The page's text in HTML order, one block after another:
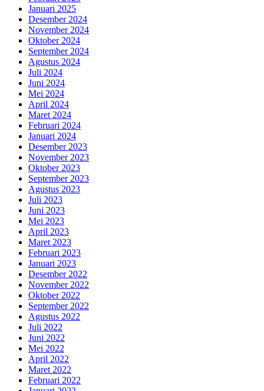
Januari 2025
Desember 2024
November 2024
Oktober 2024
September 2024
Agustus 2024
Juli 2024
Juni 2024
Mei 2024
April 2024
Maret 2024
Februari 2024
Januari 2024
Desember 2023
November 2023
Oktober 2023
September 2023
Agustus 2023
Juli 2023
Juni 2023
Mei 2023
April 2023
Maret 2023
Februari 2023
Januari 2023
Desember 2022
November 2022
Oktober 2022
September 2022
Agustus 2022
Juli 2022
Juni 2022
Mei 2022
April 2022
Maret 2022
Februari 2022